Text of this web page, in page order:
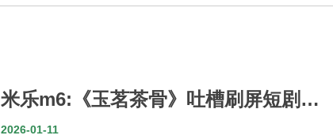
米乐m6:《玉茗茶骨》吐槽刷屏短剧艺
人悉数翻车于正肠子都要悔青了
2026-01-11